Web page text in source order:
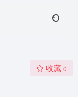
收藏 0